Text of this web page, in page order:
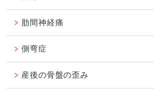
肋間神経痛
側弯症
産後の骨盤の歪み